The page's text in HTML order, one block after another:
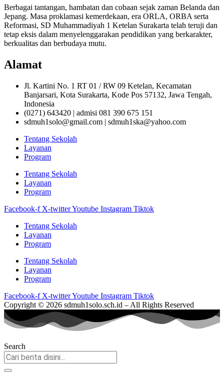
Berbagai tantangan, hambatan dan cobaan sejak zaman Belanda dan
Jepang. Masa proklamasi kemerdekaan, era ORLA, ORBA serta
Reformasi, SD Muhammadiyah 1 Ketelan Surakarta telah teruji dan
tetap eksis dalam menyelenggarakan pendidikan yang berkarakter,
berkualitas dan berbudaya mutu.
Alamat
Jl. Kartini No. 1 RT 01 / RW 09 Ketelan, Kecamatan
Banjarsari, Kota Surakarta, Kode Pos 57132, Jawa Tengah,
Indonesia
(0271) 643420 | admisi 081 390 675 151
sdmuh1solo@gmail.com | sdmuh1ska@yahoo.com
Tentang Sekolah
Layanan
Program
Tentang Sekolah
Layanan
Program
Facebook-f X-twitterYoutube Instagram Tiktok
Tentang Sekolah
Layanan
Program
Tentang Sekolah
Layanan
Program
Facebook-f X-twitterYoutube Instagram Tiktok
Copyright © 2026 sdmuh1solo.sch.id – All Rights Reserved
Search